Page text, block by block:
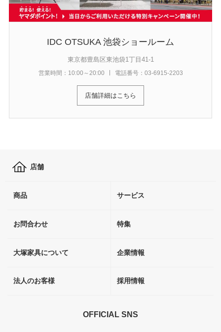
IDC OTSUKA 池袋ショールーム
東京都豊島区東池袋1丁目41-1
営業時間：10:00～20:00 電話番号：03-6915-2203
店舗詳細はこちら
店舗
商品 サービス
お問合わせ 特集
大塚家具について 企業情報
法人のお客様 採用情報
OFFICIAL SNS